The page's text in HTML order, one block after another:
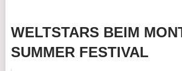
WELTSTARS BEIM
SUMMER FESTIVAL